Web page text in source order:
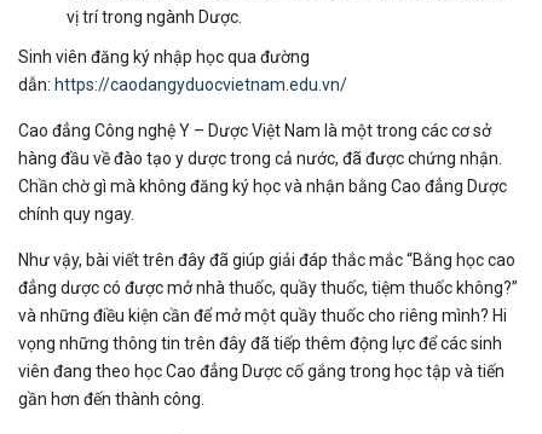
vị trí trong ngành Dược.
Sinh viên đăng ký nhập học qua đường
dẫn: https://caodangyduocvietnam.edu.vn/
Cao đẳng Công nghệ Y – Dược Việt Nam là một trong các cơ sở
hàng đầu về đào tạo y dược trong cả nước, đã được chứng nhận.
Chần chờ gì mà không đăng ký học và nhận bằng Cao đẳng Dược
chính quy ngay.
Như vậy, bài viết trên đây đã giúp giải đáp thắc mắc “Bằng học cao
đẳng dược có được mở nhà thuốc, quầy thuốc, tiệm thuốc không?”
và những điều kiện cần để mở một quầy thuốc cho riêng mình? Hi
vọng những thông tin trên đây đã tiếp thêm động lực để các sinh
viên đang theo học Cao đẳng Dược cố gắng trong học tập và tiến
gần hơn đến thành công.